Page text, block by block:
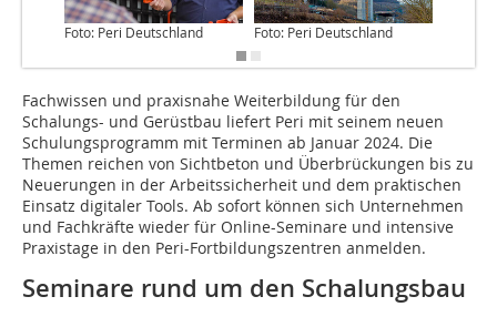
Foto: Peri Deutschland Foto: Peri Deutschland
Fachwissen und praxisnahe Weiterbildung für den
Schalungs- und Gerüstbau liefert Peri mit seinem neuen
Schulungsprogramm mit Terminen ab Januar 2024. Die
Themen reichen von Sichtbeton und Überbrückungen bis zu
Neuerungen in der Arbeitssicherheit und dem praktischen
Einsatz digitaler Tools. Ab sofort können sich Unternehmen
und Fachkräfte wieder für Online-Seminare und intensive
Praxistage in den Peri-Fortbildungszentren anmelden.
Seminare rund um den Schalungsbau